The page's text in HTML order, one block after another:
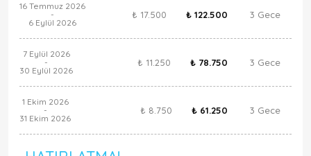
16 Temmuz 2026
-
6 Eylül 2026
₺ 17.500 ₺ 122.500 3 Gece
7 Eylül 2026
-
30 Eylül 2026
₺ 11.250 ₺ 78.750 3 Gece
1 Ekim 2026
-
31 Ekim 2026
₺ 8.750 ₺ 61.250 3 Gece